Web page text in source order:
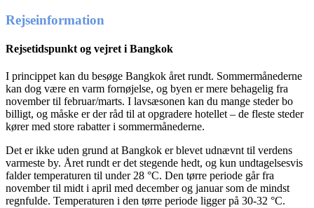
Rejseinformation
Rejsetidspunkt og vejret i Bangkok
I princippet kan du besøge Bangkok året rundt. Sommermånederne
kan dog være en varm fornøjelse, og byen er mere behagelig fra
november til februar/marts. I lavsæsonen kan du mange steder bo
billigt, og måske er der råd til at opgradere hotellet – de fleste steder
kører med store rabatter i sommermånederne.
Det er ikke uden grund at Bangkok er blevet udnævnt til verdens
varmeste by. Året rundt er det stegende hedt, og kun undtagelsesvis
falder temperaturen til under 28 °C. Den tørre periode går fra
november til midt i april med december og januar som de mindst
regnfulde. Temperaturen i den tørre periode ligger på 30-32 °C.